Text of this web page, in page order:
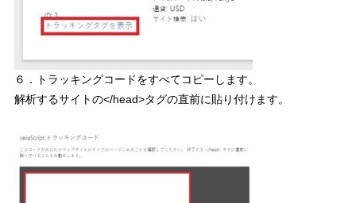
６．トラッキングコードをすべてコピーします。
解析するサイトの</head>タグの直前に貼り付けます。